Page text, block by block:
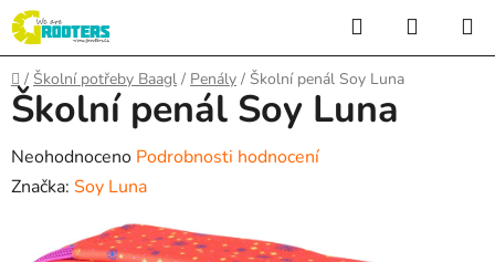
Přejít
na
obsah
Hledat
KOŠÍK
Domů
/ Školní potřeby Baagl / Penály / Školní penál Soy Luna
Školní penál Soy Luna
Průměrné
hodnocení
Neohodnoceno Podrobnosti hodnocení
Značka: Soy Luna